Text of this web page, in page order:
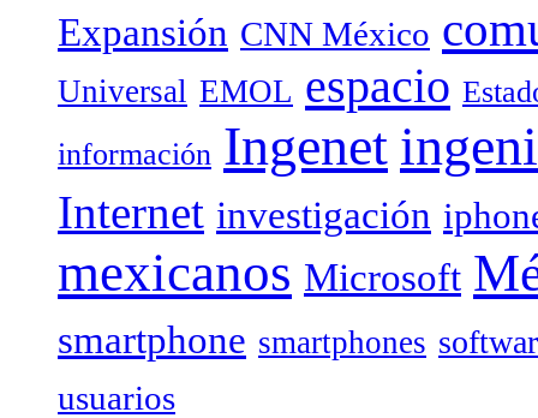
Expansión CNN México
Universal EMOL espacio
información Ingenet
Internet investigación
mexicanos Microsoft
smartphone smartphones
usuarios